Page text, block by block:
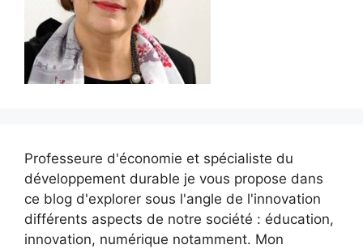
Professeure d'économie et spécialiste du
développement durable je vous propose dans
ce blog d'explorer sous l'angle de l'innovation
différents aspects de notre société : éducation,
innovation, numérique notamment. Mon